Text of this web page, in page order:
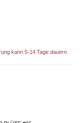
kann 5-14 Tage dauern.